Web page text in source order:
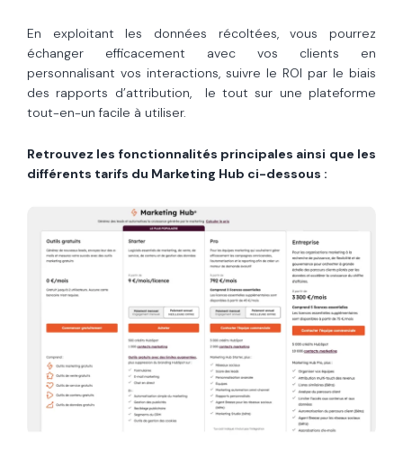
En exploitant les données récoltées, vous pourrez
échanger efficacement avec vos clients en
personnalisant vos interactions, suivre le ROI par le biais
des rapports d’attribution, le tout sur une plateforme
tout-en-un facile à utiliser.
Retrouvez les fonctionnalités principales ainsi que les
différents tarifs du Marketing Hub ci-dessous :